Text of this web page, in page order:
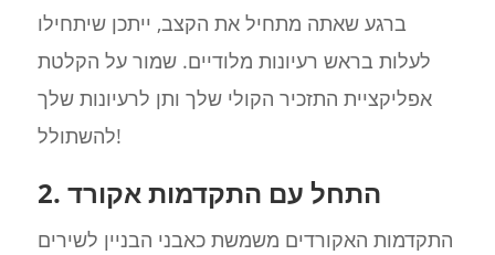
ברגע שאתה מתחיל את הקצב, ייתכן שיתחילו
לעלות בראש רעיונות מלודיים. שמור על הקלטת
אפליקציית התזכיר הקולי שלך ותן לרעיונות שלך
להשתולל!
2. התחל עם התקדמות אקורד
התקדמות האקורדים משמשת כאבני הבניין לשירים